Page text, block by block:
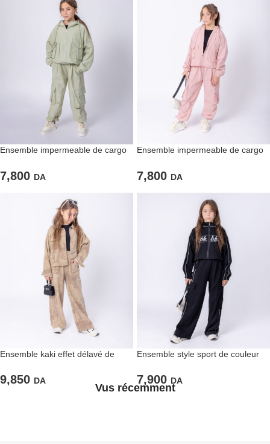
Ensemble impermeable de cargo
pastel
7,800 DA
Ensemble impermeable de cargo
7,800 DA
Ensemble kaki effet délavé de
9,850 DA
Ensemble style sport de couleur
7,900 DA
Vus récemment